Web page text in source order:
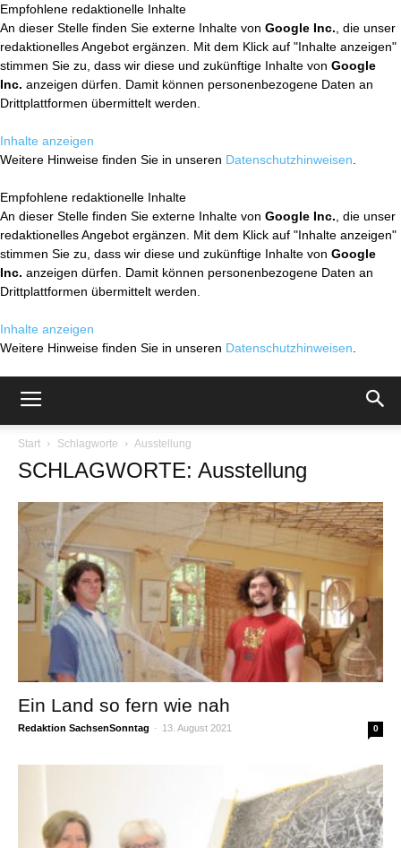
Empfohlene redaktionelle Inhalte
An dieser Stelle finden Sie externe Inhalte von Google Inc. , die unser
redaktionelles Angebot ergänzen. Mit dem Klick auf "Inhalte anzeigen"
stimmen Sie zu, dass wir diese und zukünftige Inhalte von Google
Inc. anzeigen dürfen. Damit können personenbezogene Daten an
Drittplattformen übermittelt werden.
Inhalte anzeigen
Weitere Hinweise finden Sie in unseren Datenschutzhinweisen
Empfohlene redaktionelle Inhalte
An dieser Stelle finden Sie externe Inhalte von Google Inc. , die unser
redaktionelles Angebot ergänzen. Mit dem Klick auf "Inhalte anzeigen"
stimmen Sie zu, dass wir diese und zukünftige Inhalte von Google
Inc. anzeigen dürfen. Damit können personenbezogene Daten an
Drittplattformen übermittelt werden.
Inhalte anzeigen
Weitere Hinweise finden Sie in unseren Datenschutzhinweisen
Start Schlagworte Ausstellung
SCHLAGWORTE: Ausstellung
Ein Land so fern wie nah
Redaktion SachsenSonntag - 13. August 2021 0